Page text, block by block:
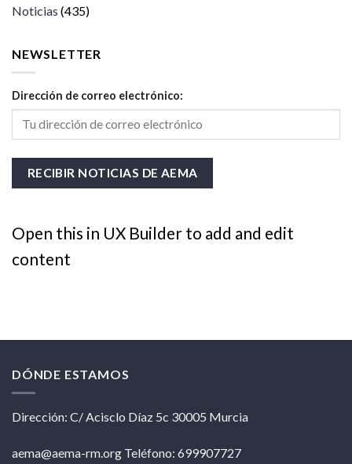
Noticias (435)
NEWSLETTER
Dirección de correo electrónico:
Open this in UX Builder to add and edit
content
DÓNDE ESTAMOS
Dirección: C/ Acisclo Díaz 5c 30005 Murcia
aema@aema-rm.org Teléfono: 699907727